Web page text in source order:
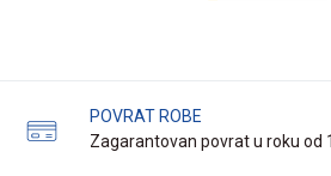
POVRAT ROBE
Zagarantovan povrat u roku od